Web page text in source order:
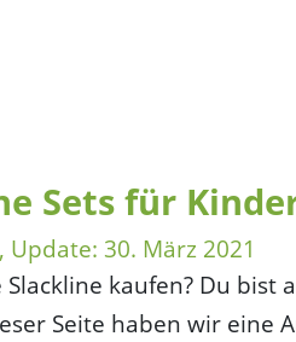
Sets für
, Update: 30. März 2021
kaufen? Du bist
Seite haben wir eine